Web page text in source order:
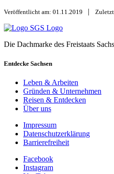
Veröffentlicht am: 01.11.2019 |
SGS Logo
Die Dachmarke des Freistaats
Entdecke Sachsen
Leben & Arbeiten
Gründen & Unternehmen
Reisen & Entdecken
Über uns
Impressum
Datenschutzerklärung
Barrierefreiheit
Facebook
Instagram